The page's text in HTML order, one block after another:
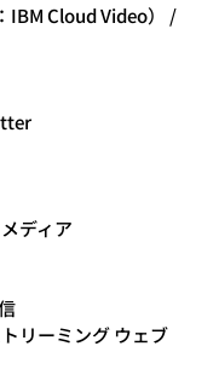
IBM Cloud Video） /
ディア
リーミング ウェブ